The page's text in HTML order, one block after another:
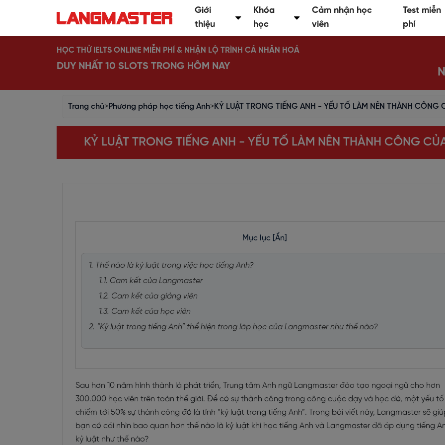
Giới
thiệu
Khóa
học
Cảm nhận học
viên
Test miễn
phí
HỌC THỬ IELTS ONLINE MIỄN PHÍ & NHẬN LỘ TRÌNH CÁ NHÂN HOÁ
DUY NHẤT 10 SLOTS TRONG HÔM NAY
Trang chủ>Phương pháp học tiếng Anh>KỶ LUẬT TRONG TIẾNG ANH - YẾU TỐ LÀM NÊN THÀNH CÔNG
KỶ LUẬT TRONG TIẾNG ANH - YẾU TỐ LÀM NÊN THÀNH CÔNG
Mục lục [Ẩn]
1. Thế nào là kỷ luật trong việc học tiếng Anh?
1.1. Cam kết của Langmaster
1.2. Cam kết của giảng viên
1.3. Cam kết của học viên
2. “Kỷ luật trong tiếng Anh” thể hiện trong lớp học của Langmaster như thế nào?
Sau hơn 10 năm hình thành là phát triển, Trung tâm Anh ngữ Langmaster đào tạo ngoại ngữ cho hơn
300.000 học viên trên toàn thế giới. Để có sự thành công trong công cuộc dạy và học đó, một yếu tố
chiếm tới 50% sự thành công đó là tính “kỷ luật trong tiếng Anh”. Trong bài viết này, Langmaster sẽ
bạn có cái nhìn bao quan hơn thế nào là kỷ luật khi học tiếng Anh và Langmaster đã áp dụng tiếng
kỷ luật như thế nào?